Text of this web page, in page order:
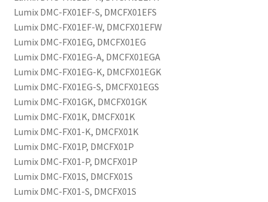
Lumix DMC-FX01EF-S, DMCFX01EFS
Lumix DMC-FX01EF-W, DMCFX01EFW
Lumix DMC-FX01EG, DMCFX01EG
Lumix DMC-FX01EG-A, DMCFX01EGA
Lumix DMC-FX01EG-K, DMCFX01EGK
Lumix DMC-FX01EG-S, DMCFX01EGS
Lumix DMC-FX01GK, DMCFX01GK
Lumix DMC-FX01K, DMCFX01K
Lumix DMC-FX01-K, DMCFX01K
Lumix DMC-FX01P, DMCFX01P
Lumix DMC-FX01-P, DMCFX01P
Lumix DMC-FX01S, DMCFX01S
Lumix DMC-FX01-S, DMCFX01S